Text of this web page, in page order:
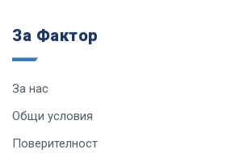
За Фактор
За нас
Общи условия
Поверителност